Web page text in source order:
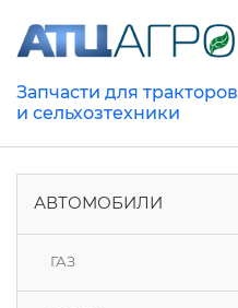
Запчасти для тракторов
и сельхозтехники
АВТОМОБИЛИ
ГАЗ